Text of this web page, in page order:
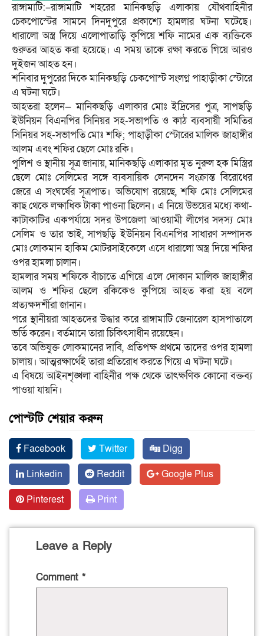
রাঙ্গামাটি:–রাঙ্গামাটি শহরের মানিকছড়ি এলাকায় যৌথবাহিনীর
চেকপোস্টের সামনে দিনদুপুরে প্রকাশ্যে হামলার ঘটনা ঘটেছে।
ধারালো অস্ত্র দিয়ে এলোপাতাড়ি কুপিয়ে শফি নামের এক ব্যক্তিকে
গুরুতর আহত করা হয়েছে। এ সময় তাকে রক্ষা করতে গিয়ে আরও
দুইজন আহত হন।
শনিবার দুপুরের দিকে মানিকছড়ি চেকপোস্ট সংলগ্ন পাহাড়ীকা স্টোরে
এ ঘটনা ঘটে।
আহতরা হলেন— মানিকছড়ি এলাকার মোঃ ইদ্রিসের পুত্র, সাপছড়ি
ইউনিয়ন বিএনপির সিনিয়র সহ-সভাপতি ও কাঠ ব্যবসায়ী সমিতির
সিনিয়র সহ-সভাপতি মোঃ শফি; পাহাড়ীকা স্টোরের মালিক জাহাঙ্গীর
আলম এবং শফির ছেলে মোঃ রকি।
পুলিশ ও স্থানীয় সূত্র জানায়, মানিকছড়ি এলাকার মৃত নুরুল হক মিস্ত্রির
ছেলে মোঃ সেলিমের সঙ্গে ব্যবসায়িক লেনদেন সংক্রান্ত বিরোধের
জেরে এ সংঘর্ষের সূত্রপাত। অভিযোগ রয়েছে, শফি মোঃ সেলিমের
কাছ থেকে লক্ষাধিক টাকা পাওনা ছিলেন। এ নিয়ে উভয়ের মধ্যে কথা-
কাটাকাটির একপর্যায়ে সদর উপজেলা আওয়ামী লীগের সদস্য মোঃ
সেলিম ও তার ভাই, সাপছড়ি ইউনিয়ন বিএনপির সাধারণ সম্পাদক
মোঃ লোকমান হাকিম মোটরসাইকেলে এসে ধারালো অস্ত্র দিয়ে শফির
ওপর হামলা চালান।
হামলার সময় শফিকে বাঁচাতে এগিয়ে এলে দোকান মালিক জাহাঙ্গীর
আলম ও শফির ছেলে রকিকেও কুপিয়ে আহত করা হয় বলে
প্রত্যক্ষদর্শীরা জানান।
পরে স্থানীয়রা আহতদের উদ্ধার করে রাঙ্গামাটি জেনারেল হাসপাতালে
ভর্তি করেন। বর্তমানে তারা চিকিৎসাধীন রয়েছেন।
তবে অভিযুক্ত লোকমানের দাবি, প্রতিপক্ষ প্রথমে তাদের ওপর হামলা
চালায়। আত্মরক্ষার্থেই তারা প্রতিরোধ করতে গিয়ে এ ঘটনা ঘটে।
এ বিষয়ে আইনশৃঙ্খলা বাহিনীর পক্ষ থেকে তাৎক্ষণিক কোনো বক্তব্য
পাওয়া যায়নি।
পোস্টটি শেয়ার করুন
Facebook Twitter
Digg
Linkedin
Reddit
Google Plus
Pinterest
Print
Leave a Reply
Comment *